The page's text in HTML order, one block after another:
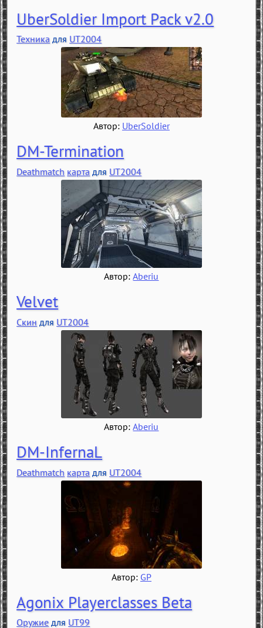
UberSoldier Import Pack v2.0
Техника для UT2004
Автор: UberSoldier
DM-Termination
Deathmatch карта для UT2004
Автор:Aberiu
Velvet
Скин для UT2004
Автор:Aberiu
DM-InfernaL
Deathmatch карта для UT2004
Автор: GP
Agonix Playerclasses Beta
Оружие для UT99